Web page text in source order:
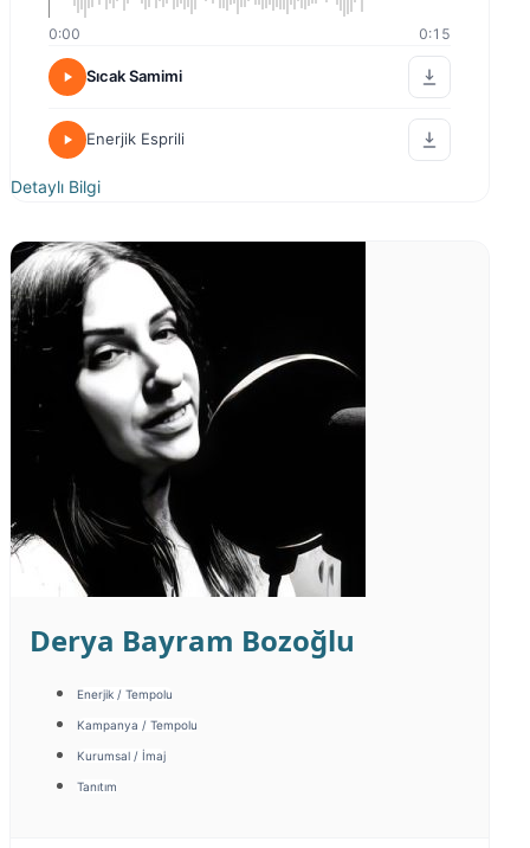
0:00 0:15
Sıcak Samimi
Enerjik Esprili
Detaylı Bilgi
Derya Bayram Bozoğlu
Enerjik / Tempolu
Kampanya / Tempolu
Kurumsal / İmaj
Tanıtım